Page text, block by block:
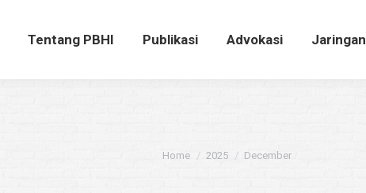
Tentang PBHI Publikasi Advokasi Jaringan
You are here:
Home 2025 December
Tentang PBHI Publikasi Advokasi Jaringan